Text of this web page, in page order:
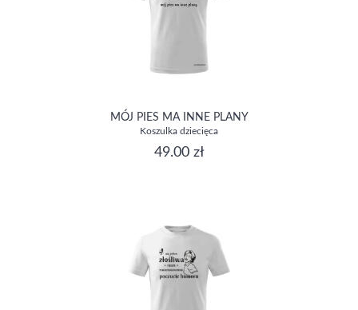
MÓJ PIES MA INNE PLANY
Koszulka dziecięca
49.00 zł